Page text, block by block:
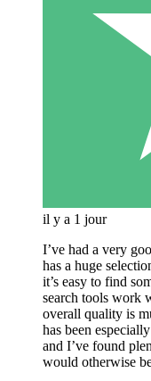
il y a 1 jour
I’ve had a very
has a huge
it’s easy to find
search tools work
overall quality is
has been
and I’ve found
would otherwise